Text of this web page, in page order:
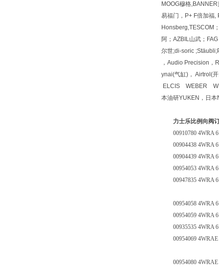
MOOG穆格
易福门，P+ F倍加福,
Honsberg,TESCOM
阿；AZBIL山武；
尔世;di-soric
，Audio Precision
ynai(气缸)， Airtrol(
ELCIS WEBER
本油研YUKEN，日本
力士乐比例向阀
00910780 4WRA 6
00904438 4WRA 6
00904439 4WRA 6
00954053 4WRA 6
00947835 4WRA 6
00954058 4WRA 6
00954059 4WRA 6
00935535 4WRA 6
00954069 4WRAE
00954080 4WRAE